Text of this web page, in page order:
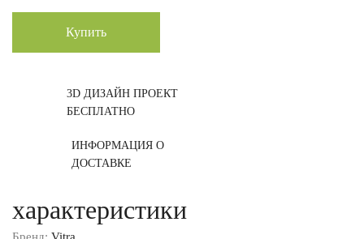
Купить
3D ДИЗАЙН ПРОЕКТ
БЕСПЛАТНО
ИНФОРМАЦИЯ О
ДОСТАВКЕ
характеристики